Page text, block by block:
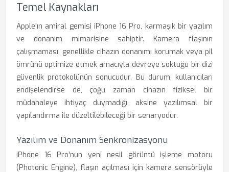
Temel Kaynakları
Apple'ın amiral gemisi iPhone 16 Pro, karmaşık bir yazılım
ve donanım mimarisine sahiptir. Kamera flaşının
çalışmaması, genellikle cihazın donanımı korumak veya pil
ömrünü optimize etmek amacıyla devreye soktuğu bir dizi
güvenlik protokolünün sonucudur. Bu durum, kullanıcıları
endişelendirse de, çoğu zaman cihazın fiziksel bir
müdahaleye ihtiyaç duymadığı, aksine yazılımsal bir
yapılandırma ile düzeltilebileceği bir senaryodur.
Yazılım ve Donanım Senkronizasyonu
iPhone 16 Pro'nun yeni nesil görüntü işleme motoru
(Photonic Engine), flaşın açılması için kamera sensörüyle